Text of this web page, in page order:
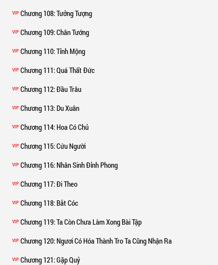
VIP Chương 108: Tưởng Tượng
VIP Chương 109: Chân Tướng
VIP Chương 110: Tỉnh Mộng
VIP Chương 111: Quá Thất Đức
VIP Chương 112: Đầu Trâu
VIP Chương 113: Du Xuân
VIP Chương 114: Hoa Có Chủ
VIP Chương 115: Cứu Người
VIP Chương 116: Nhân Sinh Đỉnh Phong
VIP Chương 117: Đi Theo
VIP Chương 118: Bắt Cóc
VIP Chương 119: Ta Còn Chưa Làm Xong Bài Tập
VIP Chương 120: Ngươi Có Hóa Thành Tro Ta Cũng Nhận Ra
VIP Chương 121: Gặp Quỷ